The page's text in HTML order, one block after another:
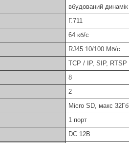
вбудований динамік
Г.711
64 кб/с
RJ45 10/100 Мб/с
TCP / IP, SIP, RTSP
8
2
Micro SD, макс 32Гб
1 порт
DC 12В